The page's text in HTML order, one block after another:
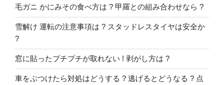
毛ガニ かにみその食べ方は ? 甲羅との組み合わせなら ?
雪解け 運転の注意事項は ? スタッドレスタイヤは安全か
?
窓に貼ったプチプチが取れない ! 剥がし方は ?
車をぶつけたら対処はどうする ? 逃げるとどうなる ? 点